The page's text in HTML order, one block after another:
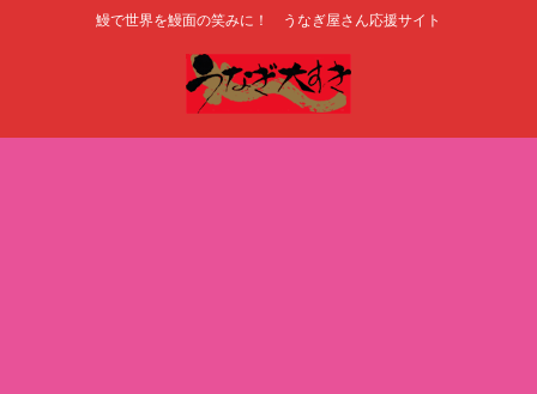
鰻で世界を鰻面の笑みに！ うなぎ屋さん応援サイト